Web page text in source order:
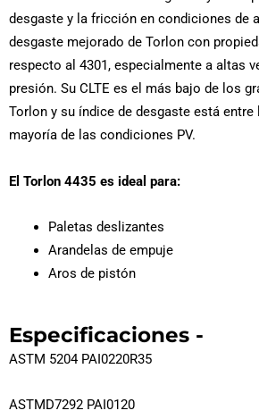
desgaste y la fricción en condiciones de
desgaste mejorado de Torlon con
respecto al 4301, especialmente a altas
presión. Su CLTE es el más bajo de los
Torlon y su índice de desgaste está
mayoría de las condiciones PV.
El Torlon 4435 es ideal para:
Paletas deslizantes
Arandelas de empuje
Aros de pistón
Especificaciones -
ASTM 5204 PAI0220R35
ASTMD7292 PAI0120